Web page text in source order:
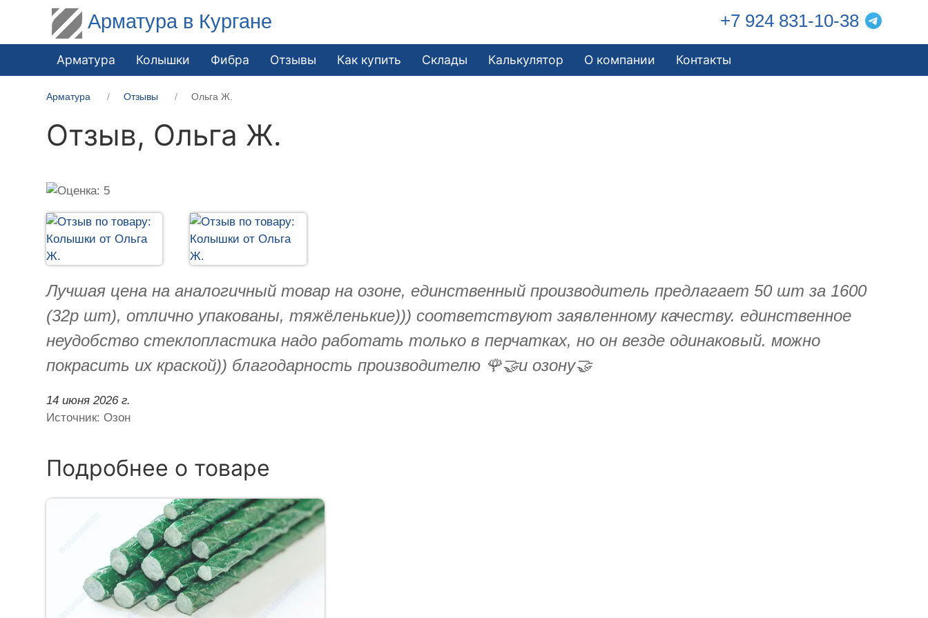
Арматура в Кургане +7 924 831-10-38
Арматура Колышки Фибра Отзывы Как купить Склады Калькулятор О компании Контакты
Арматура Отзывы Ольга Ж.
Отзыв, Ольга Ж.
Лучшая цена на аналогичный товар на озоне, единственный производитель предлагает 50 шт за 1600
(32р шт), отлично упакованы, тяжёленькие))) соответствуют заявленному качеству. единственное
неудобство стеклопластика надо работать только в перчатках, но он везде одинаковый. можно
покрасить их краской)) благодарность производителю 🌹🤝и озону🤝
14 июня 2026 г.
Источник: Озон
Подробнее о товаре